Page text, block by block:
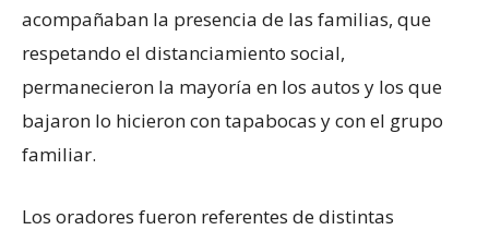
acompañaban la presencia de las familias, que
respetando el distanciamiento social,
permanecieron la mayoría en los autos y los que
bajaron lo hicieron con tapabocas y con el grupo
familiar.
Los oradores fueron referentes de distintas